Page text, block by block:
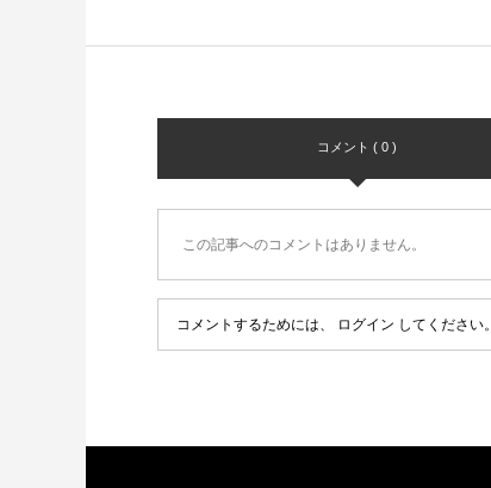
コメント ( 0 )
この記事へのコメントはありません。
コメントするためには、 ログイン してください。